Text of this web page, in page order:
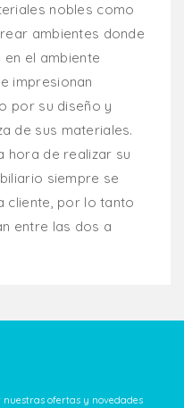
nobles como
ambientes donde
en el ambiente
impresionan
por su diseño y
de sus materiales.
hora de realizar su
siempre se
cliente, por lo tanto
entre las dos a
ofertas y novedades